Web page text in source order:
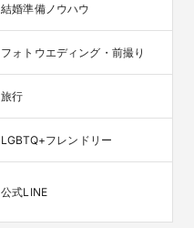
結婚準備ノウハウ
フォトウエディング・前撮り
旅行
LGBTQ+フレンドリー
公式LINE